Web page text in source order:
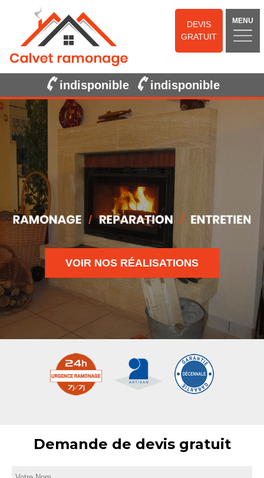
DEVIS
GRATUIT
MENU
indisponible indisponible
VOIR NOS RÉALISATIONS
Demande de devis gratuit